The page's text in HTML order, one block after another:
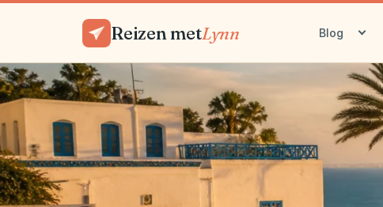
Reizen metLynn Blog